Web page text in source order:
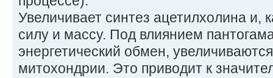
Увеличивает синтез ацетилхолина и,
силу и массу. Под влиянием
энергетический обмен,
митохондрии. Это приводит к